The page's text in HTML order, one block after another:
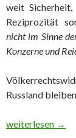
weit
Reziprozität
nicht im Sinne
Konzerne und
Russland
weiterlesen →